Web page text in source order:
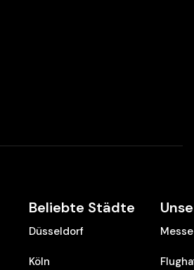
Beliebte Städte
Düsseldorf
Köln